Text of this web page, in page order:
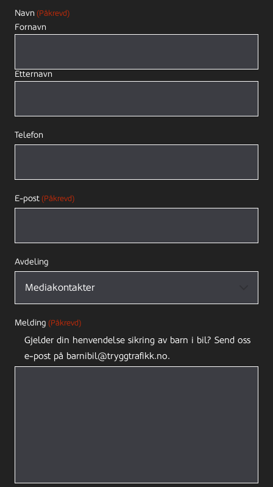
Navn (Påkrevd)
Fornavn
Etternavn
Telefon
E-post (Påkrevd)
Avdeling
Melding (Påkrevd)
Gjelder din henvendelse sikring av barn i bil? Send oss
e-post på barnibil@tryggtrafikk.no.